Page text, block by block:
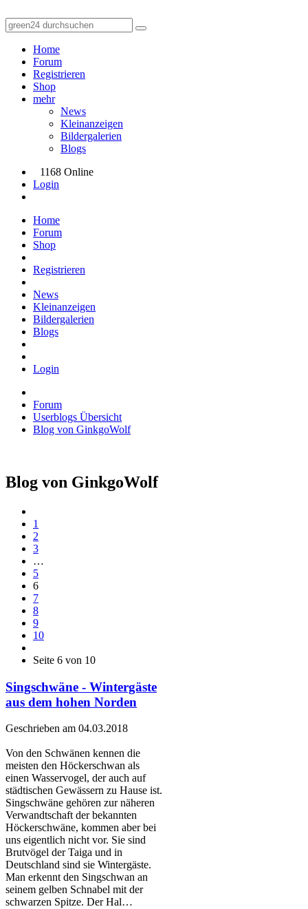
Home
Forum
Registrieren
Shop
mehr
News
Kleinanzeigen
Bildergalerien
Blogs
1168 Online
Login
Home
Forum
Shop
Registrieren
News
Kleinanzeigen
Bildergalerien
Blogs
Login
Forum
Userblogs Übersicht
Blog von GinkgoWolf
Blog von GinkgoWolf
1
2
3
…
5
6
7
8
9
10
Seite 6 von 10
Singschwäne - Wintergäste
aus dem hohen Norden
Geschrieben am 04.03.2018
Von den Schwänen kennen die
meisten den Höckerschwan als
einen Wasservogel, der auch auf
städtischen Gewässern zu Hause ist.
Singschwäne gehören zur näheren
Verwandtschaft der bekannten
Höckerschwäne, kommen aber bei
uns eigentlich nicht vor. Sie sind
Brutvögel der Taiga und in
Deutschland sind sie Wintergäste.
Man erkennt den Singschwan an
seinem gelben Schnabel mit der
schwarzen Spitze. Der Hal…